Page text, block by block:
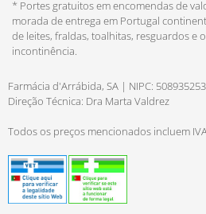
* Portes gratuitos em encomendas de
morada de entrega em Portugal
de leites, fraldas, toalhitas, resguardos e
incontinência.
Farmácia d'Arrábida, SA | NIPC: 508935253
Direção Técnica: Dra Marta Valdrez
Todos os preços mencionados incluem